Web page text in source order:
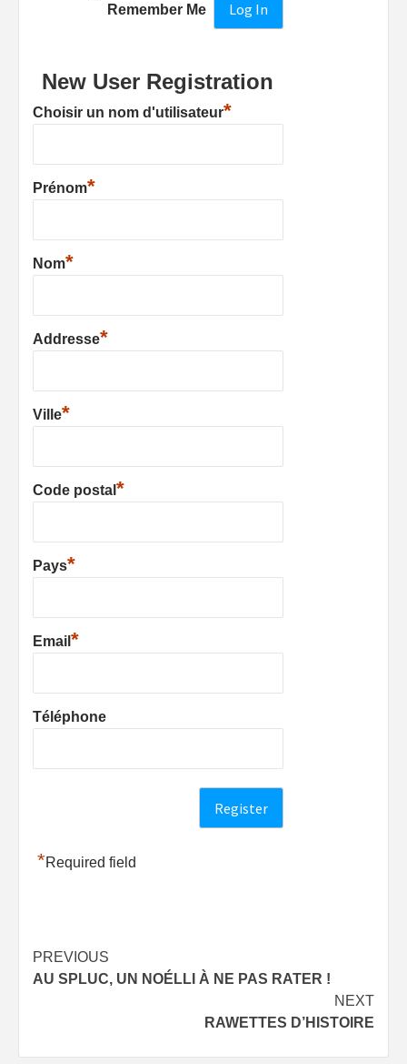
Remember Me
New User Registration
Choisir un nom d'utilisateur*
Prénom*
Nom*
Addresse*
Ville*
Code postal *
Pays*
Email *
Téléphone
*Required field
Post
navigation
PREVIOUS
AU SPLUC, UN NOÉLLI À NE PAS RATER !
NEXT
RAWETTES D’HISTOIRE